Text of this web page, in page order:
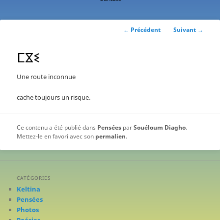
Navigation
← Précédent Suivant →
ⵎⴵⵉ
Une route inconnue
cache toujours un risque.
Ce contenu a été publié dans Pensées parSouéloum Diagho.
Mettez-le en favori avec son permalien.
CATÉGORIES
Keltina
Pensées
Photos